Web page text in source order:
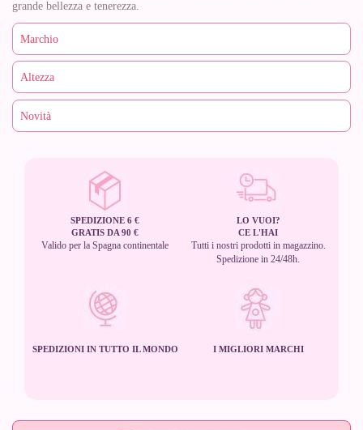
grande bellezza e tenerezza.
SPEDIZIONE 6 €
GRATIS DA 90 €
Valido per la Spagna continentale
LO VUOI?
CE L'HAI
Tutti i nostri prodotti in magazzino.
Spedizione in 24/48h.
SPEDIZIONI IN TUTTO IL MONDO I MIGLIORI MARCHI